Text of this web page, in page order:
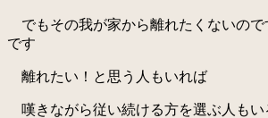
でもその我が家から離れたくないので
です
離れたい！と思う人もいれば
嘆きながら従い続ける方を選ぶ人もい